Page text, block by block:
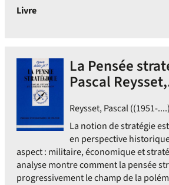
Livre
La Pensée
Pascal
Reysset, Pascal ((1951-
La notion de stratégie
en perspective
aspect : militaire, économique et
analyse montre comment la pensée
progressivement le champ de la